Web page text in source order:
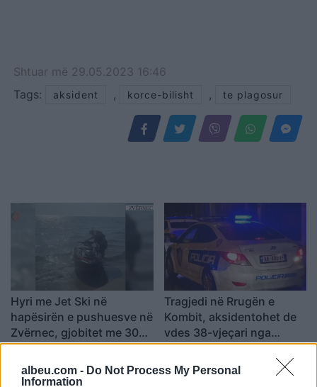
albeu.com - Do Not Process My Personal
Information
Shtuar më 29.05.2023 16:46
Tags:
aksident , korce-bilisht , te plagosur
Hyri me Jet Ski në
hapësirën e pushuesve në
Zvërnec, gjobitet me 300
mijë lekë drejtuesi
Tragjedi në Rrugën e
Kombit, aksidentohet de
vdes 38-vjeçari nga
Kosova